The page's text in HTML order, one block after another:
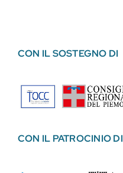
CON IL SOSTEGNO DI
CON IL PATROCINIO DI